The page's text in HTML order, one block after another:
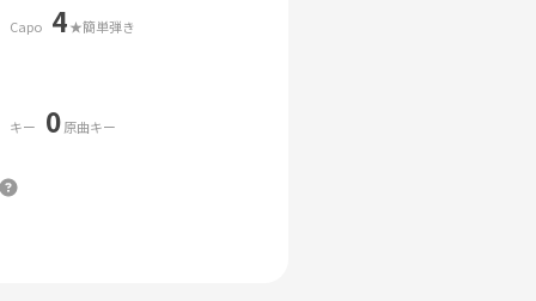
Capo 4★簡単弾き
キー 0原曲キー